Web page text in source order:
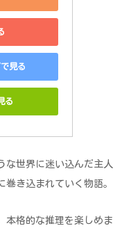
見る
る
な世界に迷い込んだ主人
き込まれていく物語。
本格的な推理を楽しめま